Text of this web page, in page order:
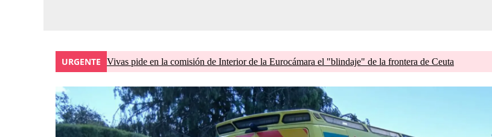
URGENTE Vivas pide en la comisión de Interior de la Eurocámara el "blindaje" de la frontera de Ceuta